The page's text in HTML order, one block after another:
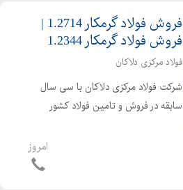
فروش فولاد گرمکار 1.2714 |
فروش فولاد گرمکار 1.2344
فولاد مرکزی دلاکان
شرکت فولاد مرکزی دلاکان با سی سال
سابقه در فروش و تامین فولاد کشور
2344 می باشد. این نوع فولاد از ترکیبامروز